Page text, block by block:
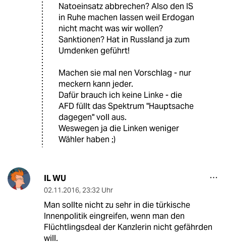
Natoeinsatz abbrechen? Also den IS
in Ruhe machen lassen weil Erdogan
nicht macht was wir wollen?
Sanktionen? Hat in Russland ja zum
Umdenken geführt!
Machen sie mal nen Vorschlag - nur
meckern kann jeder.
Dafür brauch ich keine Linke - die
AFD füllt das Spektrum "Hauptsache
dagegen" voll aus.
Weswegen ja die Linken weniger
Wähler haben ;)
IL WU
02.11.2016, 23:32 Uhr
Man sollte nicht zu sehr in die türkische
Innenpolitik eingreifen, wenn man den
Flüchtlingsdeal der Kanzlerin nicht gefährden
will.